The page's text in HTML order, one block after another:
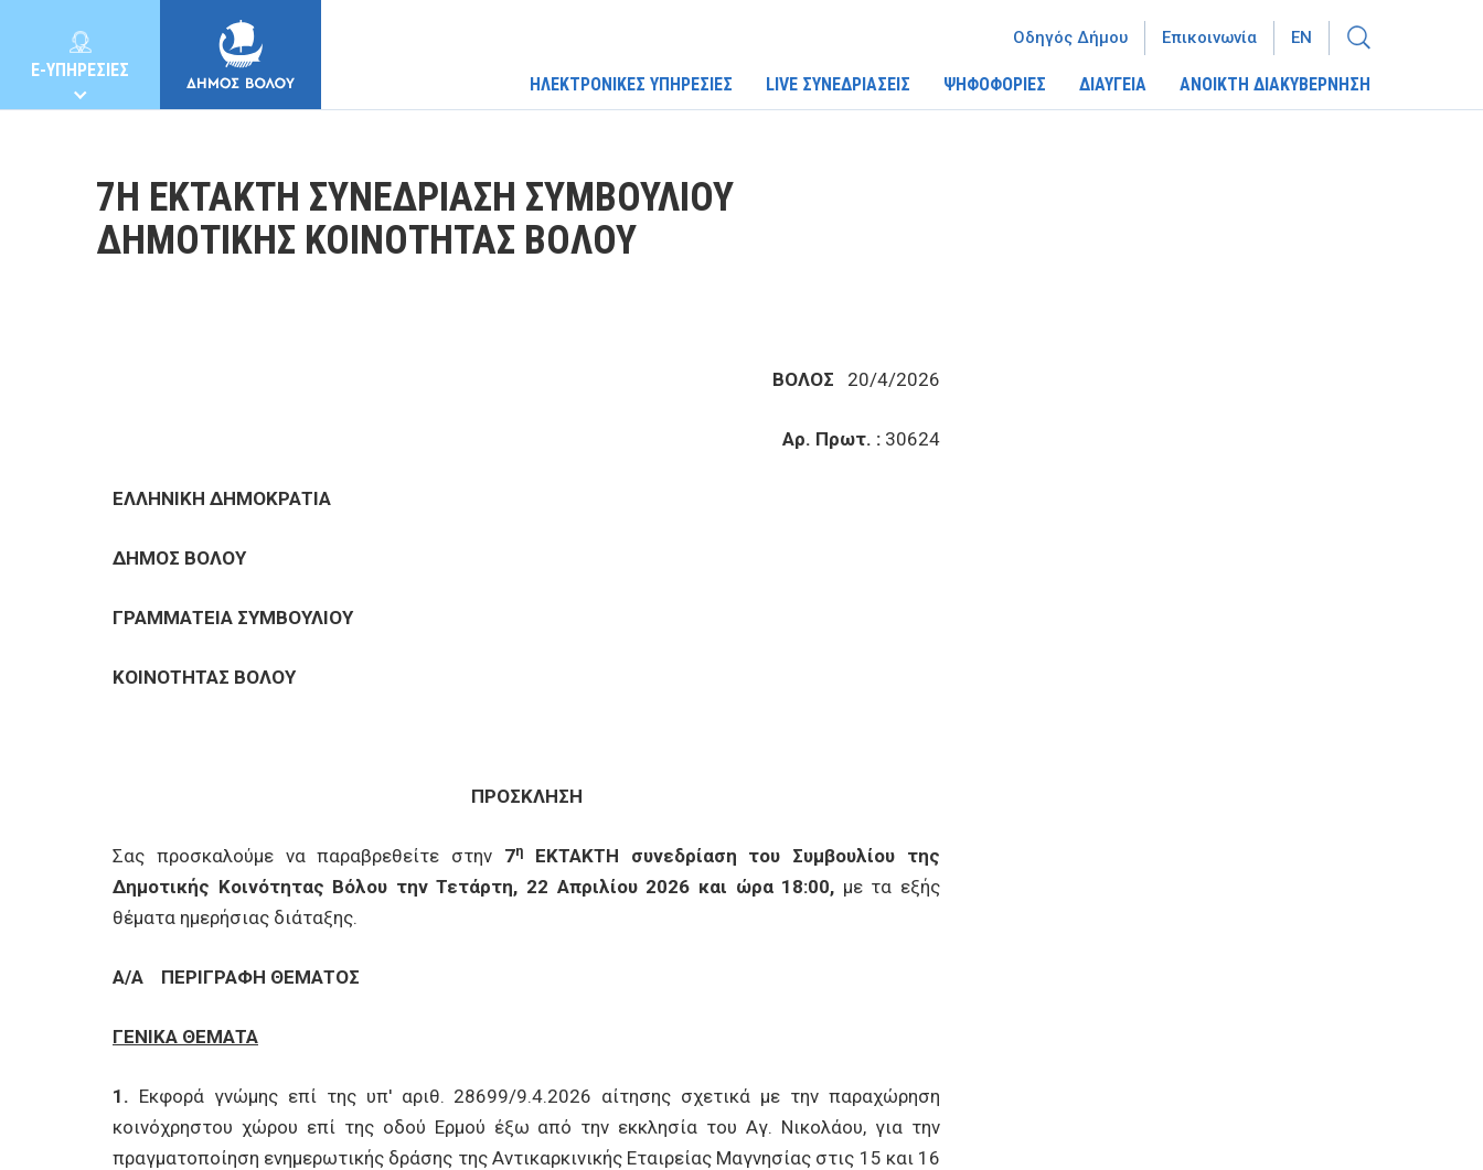
E-ΥΠΗΡΕΣΙΕΣ
ΕΠΙΧΕΙΡΗΣΕΙΣ
ΕΠΙΣΚΕΠΤΕΣ
ΗΛΕΚΤΡΟΝΙΚΕΣ ΥΠΗΡΕΣΙΕΣ LIVE ΣΥΝΕΔΡΙΑΣΕΙΣ ΨΗΦΟΦΟΡΙΕΣ ΔΙΑΥΓΕΙΑ ΑΝΟΙΚΤΗ ΔΙΑΚΥΒΕΡΝΗΣΗ
Οδηγός Δήμου Επικοινωνία EN
7Η ΕΚΤΑΚΤΗ ΣΥΝΕΔΡΙΑΣΗ ΣΥΜΒΟΥΛΙΟΥ
ΔΗΜΟΤΙΚΗΣ ΚΟΙΝΟΤΗΤΑΣ ΒΟΛΟΥ
ΒΟΛΟΣ 20/4/2026
Αρ. Πρωτ. : 30624
ΕΛΛΗΝΙΚΗ ΔΗΜΟΚΡΑΤΙΑ
ΔΗΜΟΣ ΒΟΛΟΥ
ΓΡΑΜΜΑΤΕΙΑ ΣΥΜΒΟΥΛΙΟΥ
ΚΟΙΝΟΤΗΤΑΣ ΒΟΛΟΥ
ΠΡΟΣΚΛΗΣΗ
Σας προσκαλούμε να παραβρεθείτε στην 7η
ΕΚΤΑΚΤΗ συνεδρίαση του Συμβουλίου της
Δημοτικής Κοινότητας Βόλου την Τετάρτη, 22 Απριλίου 2026 και ώρα 18:00, με τα εξής
θέματα ημερήσιας διάταξης.
Α/Α ΠΕΡΙΓΡΑΦΗ ΘΕΜΑΤΟΣ
ΓΕΝΙΚΑ ΘΕΜΑΤΑ
1. Εκφορά γνώμης επί της υπ' αριθ. 28699/9.4.2026 αίτησης σχετικά με την παραχώρηση
κοινόχρηστου χώρου επί της οδού Ερμού έξω από την εκκλησία του Αγ. Νικολάου, για την
πραγματοποίηση ενημερωτικής δράσης της Αντικαρκινικής Εταιρείας Μαγνησίας στις 15 και 16